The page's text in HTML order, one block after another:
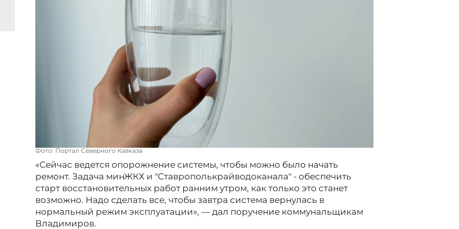
Фото: Портал Северного Кавказа
«Сейчас ведется опорожнение системы, чтобы можно было начать
ремонт. Задача минЖКХ и "Ставрополькрайводоканала" - обеспечить
старт восстановительных работ ранним утром, как только это станет
возможно. Надо сделать все, чтобы завтра система вернулась в
нормальный режим эксплуатации», — дал поручение коммунальщикам
Владимиров.